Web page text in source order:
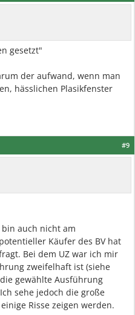
gesetzt"
der aufwand, wenn man
hässlichen Plasikfenster
#9
auch nicht am
Käufer des BV hat
Bei dem UZ war ich mir
zweifelhaft ist (siehe
gewählte Ausführung
sehe jedoch die große
Risse zeigen werden.